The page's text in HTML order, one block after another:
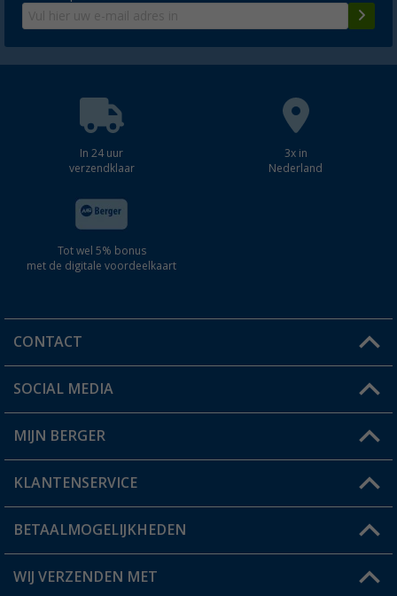
In 24 uur
verzendklaar
3x in
Nederland
Tot wel 5% bonus
met de digitale voordeelkaart
CONTACT
Een vraag?
Winkel vinden
SOCIAL MEDIA
MIJN BERGER
Mijn account
Status bestelling
KLANTENSERVICE
FAQ & Contact
Verzendinformatie
BETAALMOGELIJKHEDEN
WIJ VERZENDEN MET